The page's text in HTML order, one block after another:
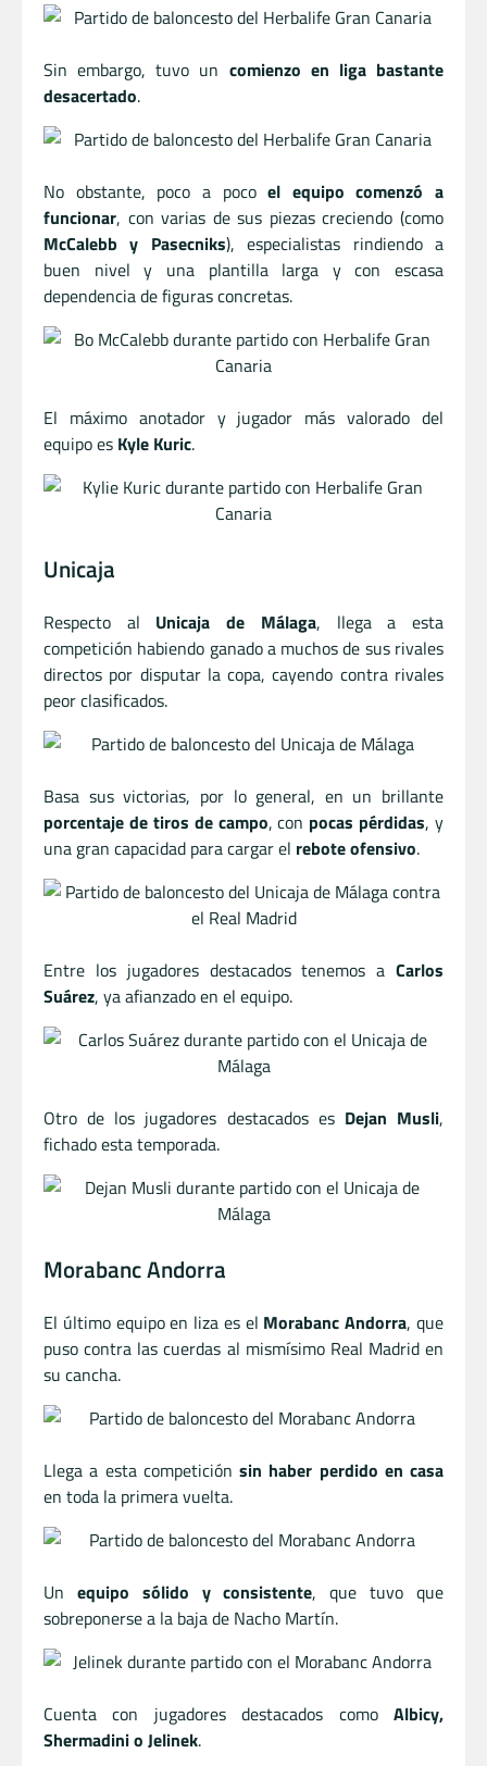
Sin embargo, tuvo un comienzo en liga bastante
desacertado.
No obstante, poco a pocoel equipo comenzó a
funcionar, con varias de sus piezas creciendo (como
McCalebb y Pasecniks), especialistas rindiendo a
buen nivel y una plantilla larga y con escasa
dependencia de figuras concretas.
El máximo anotador y jugador más valorado del
equipo es Kyle Kuric.
Unicaja
Respecto al Unicaja de Málaga, llega a esta
competición habiendo ganado a muchos de sus rivales
directos por disputar la copa, cayendo contra rivales
peor clasificados.
Basa sus victorias, por lo general, en un brillante
porcentaje de tiros de campo, con pocas pérdidas, y
una gran capacidad para cargar el rebote ofensivo.
Entre los jugadores destacados tenemos a Carlos
Suárez, ya afianzado en el equipo.
Otro de los jugadores destacados es Dejan Musli,
fichado esta temporada.
Morabanc Andorra
El último equipo en liza es el Morabanc Andorra, que
puso contra las cuerdas al mismísimo Real Madrid en
su cancha.
Llega a esta competición sin haber perdido en casa
en toda la primera vuelta.
Un equipo sólido y consistente, que tuvo que
sobreponerse a la baja de Nacho Martín.
Cuenta con jugadores destacados como Albicy,
Shermadini o Jelinek.